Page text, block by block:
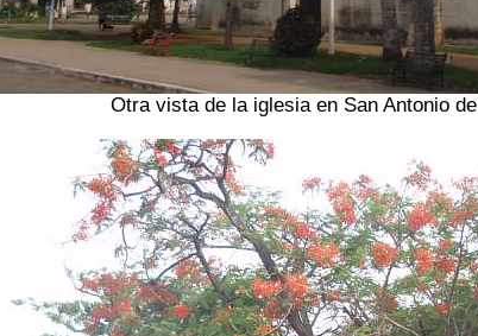
Otra vista de la iglesia en San Antonio